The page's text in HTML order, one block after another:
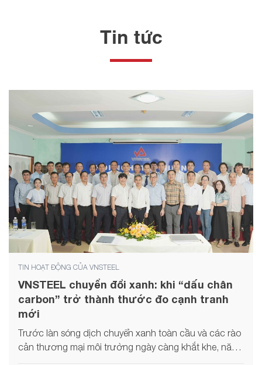
Tin tức
TIN HOẠT ĐỘNG CỦA VNSTEEL
VNSTEEL chuyển đổi xanh: khi “dấu chân
carbon” trở thành thước đo cạnh tranh
mới
Trước làn sóng dịch chuyển xanh toàn cầu và các rào
cản thương mại môi trường ngày càng khắt khe, năng